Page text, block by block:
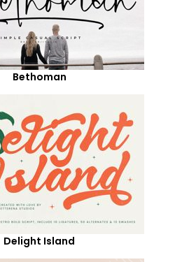
Bethoman
Delight Island